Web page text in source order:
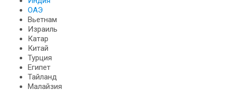
ОАЭ
Вьетнам
Израиль
Катар
Китай
Турция
Египет
Тайланд
Малайзия